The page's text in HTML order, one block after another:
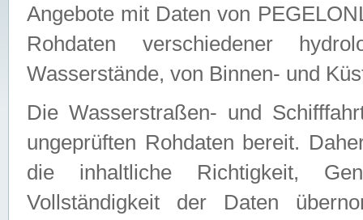
Angebote mit Daten von
Rohdaten verschiedener
Wasserstände, von Binnen- und
Die Wasserstraßen- und
ungeprüften Rohdaten bereit.
die inhaltliche Richtigkeit,
Vollständigkeit der Daten